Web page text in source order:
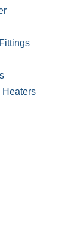
Heaters